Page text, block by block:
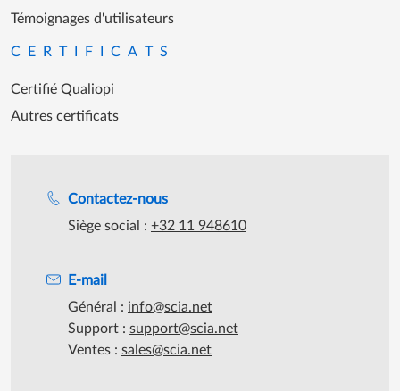
Contactez-nous
Siège social : +32 11 948610
E-mail
Général : info@scia.net
Support : support@scia.net
Ventes : sales@scia.net
Témoignages d'utilisateurs
CERTIFICATS
Certifié Qualiopi
Autres certificats